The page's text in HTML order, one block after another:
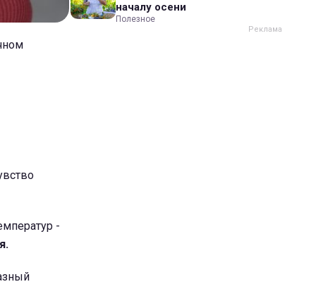
-
началу осени
Полезное